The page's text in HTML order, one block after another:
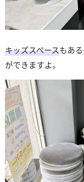
キッズスペースもあ
ができますよ。